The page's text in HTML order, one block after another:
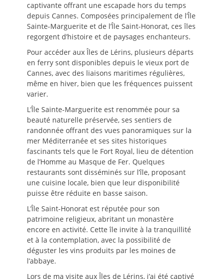
captivante offrant une escapade hors du temps
depuis Cannes. Composées principalement de l’Île
Sainte-Marguerite et de l’Île Saint-Honorat, ces îles
regorgent d’histoire et de paysages enchanteurs.
Pour accéder aux Îles de Lérins, plusieurs départs
en ferry sont disponibles depuis le vieux port de
Cannes, avec des liaisons maritimes régulières,
même en hiver, bien que les fréquences puissent
varier.
L’Île Sainte-Marguerite est renommée pour sa
beauté naturelle préservée, ses sentiers de
randonnée offrant des vues panoramiques sur la
mer Méditerranée et ses sites historiques
fascinants tels que le Fort Royal, lieu de détention
de l’Homme au Masque de Fer. Quelques
restaurants sont disséminés sur l’île, proposant
une cuisine locale, bien que leur disponibilité
puisse être réduite en basse saison.
L’Île Saint-Honorat est réputée pour son
patrimoine religieux, abritant un monastère
encore en activité. Cette île invite à la tranquillité
et à la contemplation, avec la possibilité de
déguster les vins produits par les moines de
l’abbaye.
Lors de ma visite aux Îles de Lérins, j’ai été captivé